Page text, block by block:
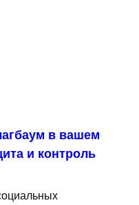
в вашем
и контроль